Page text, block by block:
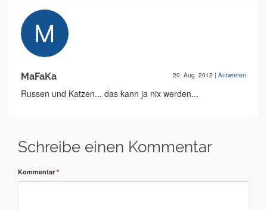
MaFaKa 20. Aug. 2012 | Antworten
Russen und Katzen... das kann ja nix werden...
Schreibe einen Kommentar
Kommentar *